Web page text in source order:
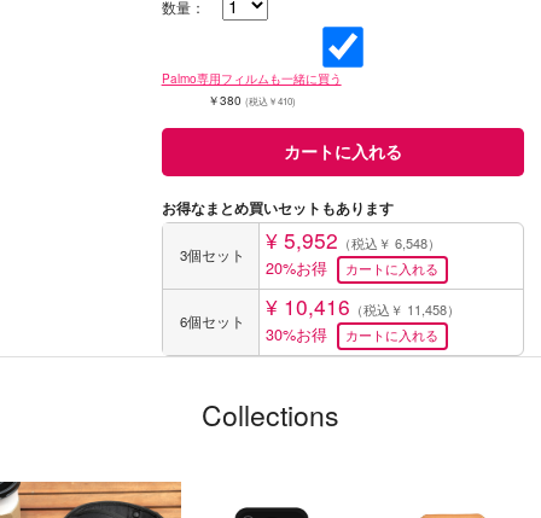
数量：
Palmo専用フィルムも一緒に買う
￥380 (税込￥410)
お得なまとめ買いセットもあります
3個セット ¥ 5,952 （税込￥ 6,548）
20%お得
6個セット ¥ 10,416 （税込￥ 11,458）
30%お得
Collections